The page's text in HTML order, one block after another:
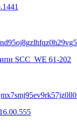
SCC_WE 61-202